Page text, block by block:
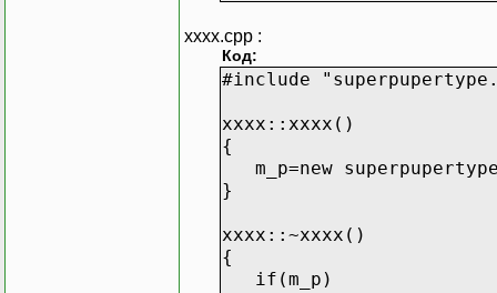
xxxx.cpp :
Код:
#include
xxxx::xxxx()
{
m_p=new
}
xxxx::~xxxx()
{
if(m_p)